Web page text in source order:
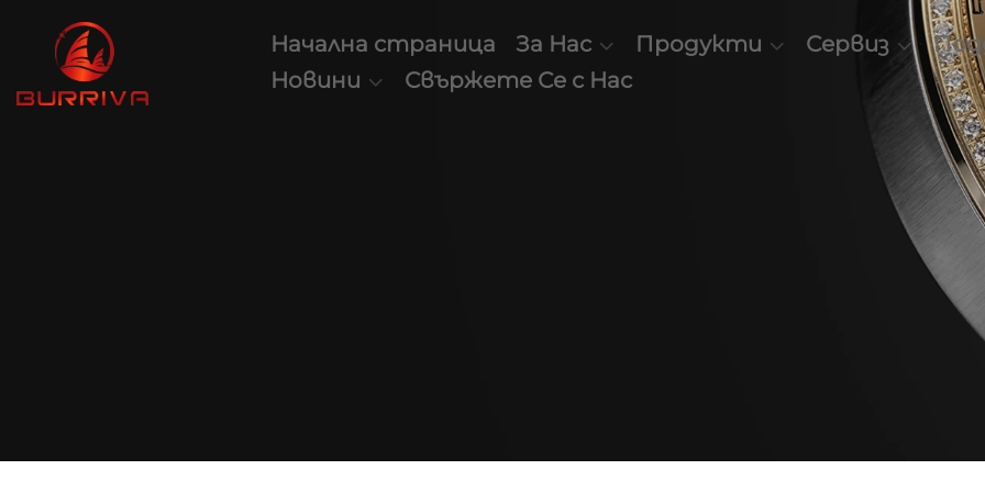
Начална страница За Нас Продукти Сервиз
Новини
Свържете Се с Нас